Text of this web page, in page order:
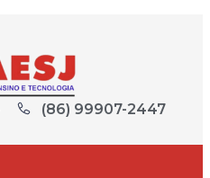
(86) 99907-2447